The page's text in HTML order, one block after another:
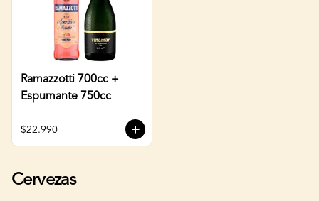
Ramazzotti 700cc +
Espumante 750cc
$22.990
Cervezas